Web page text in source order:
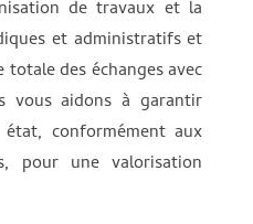
de travaux et la
et administratifs et
des échanges avec
vous aidons à garantir
conformément aux
pour une valorisation